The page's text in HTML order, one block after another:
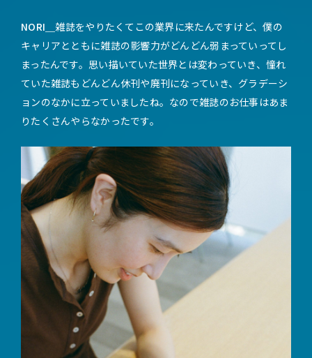
NORI＿ 雑誌をやりたくてこの業界に来たんですけど、僕の
キャリアとともに雑誌の影響力がどんどん弱まっていってし
まったんです。思い描いていた世界とは変わっていき、憧れ
ていた雑誌もどんどん休刊や廃刊になっていき、グラデーシ
ョンのなかに立っていましたね。なので雑誌のお仕事はあま
りたくさんやらなかったです。